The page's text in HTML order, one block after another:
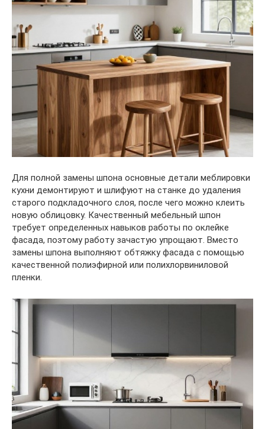
Для полной замены шпона основные детали меблировки
кухни демонтируют и шлифуют на станке до удаления
старого подкладочного слоя, после чего можно клеить
новую облицовку. Качественный мебельный шпон
требует определенных навыков работы по оклейке
фасада, поэтому работу зачастую упрощают. Вместо
замены шпона выполняют обтяжку фасада с помощью
качественной полиэфирной или полихлорвиниловой
пленки.